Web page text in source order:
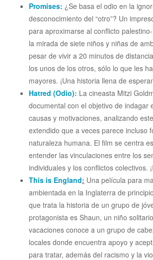
Promises: ¿Se basa el odio en la
desconocimiento del “otro”? Un
para aproximarse al conflicto
la mirada de siete niños y niñas de
pesar de vivir a 20 minutos de
los unos de los otros, sólo lo que les
mayores. ¡Una historia llena de
Hatred (Odio): La cineasta Mitzi
documental con el objetivo de indagar
causas y motivaciones, analizando
extendido que a veces parece incluso
naturaleza humana. El film se centra
entender las vinculaciones entre los
individuales y los conflictos colectivos.
This is England: Una película para
ambientada en la Inglaterra de
que trata la historia de un grupo de
protagonista es Shaun, un niño
vacaciones conoce a un grupo de
locales donde encuentra apoyo y
para tratar, además del racismo y la